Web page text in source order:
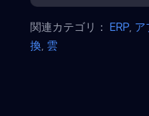
関連カテゴリ：ERP, ア
換, 雲